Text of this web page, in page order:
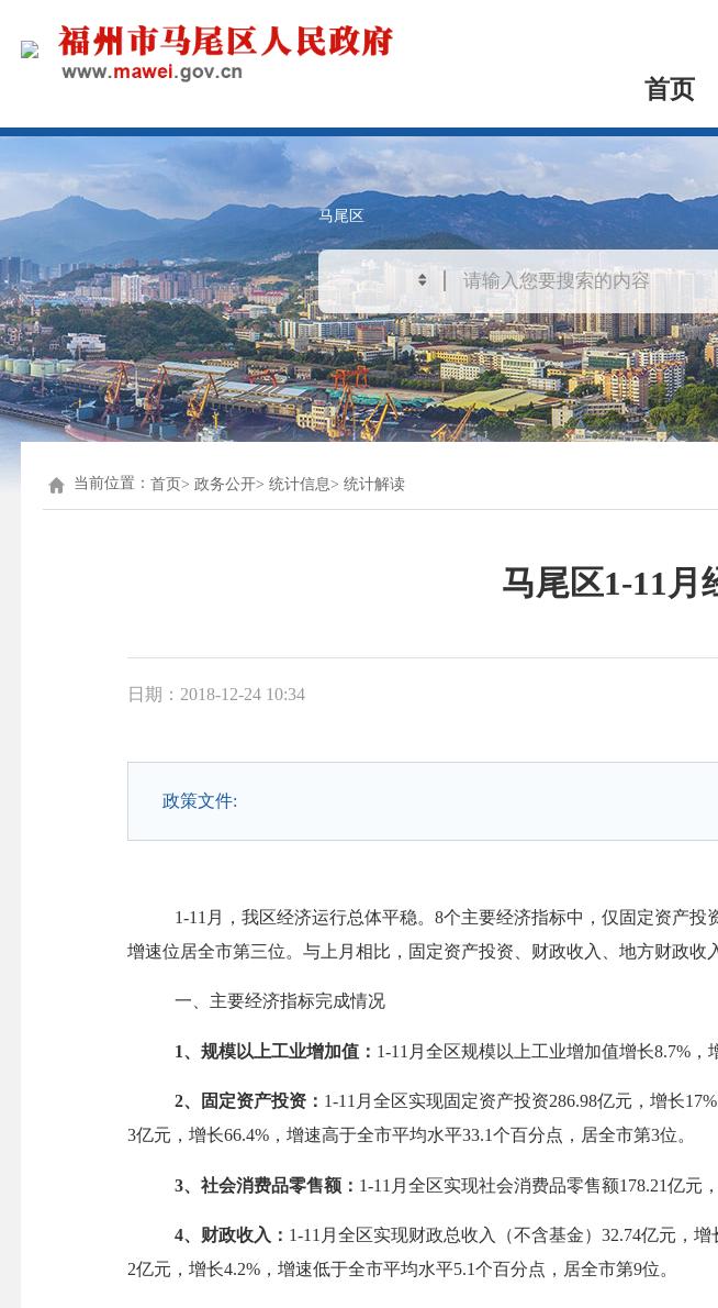
首页
马尾区
当前位置：首页 政务公开 统计信息 统计解读
马尾区1-11月
日期：2018-12-24 10:34
政策文件:
1-1 1 月，我区经济运行总体平稳。 8个主要经济指标中，仅固定资产投
增速位居全市第三位。与上月相比， 固定资产投资、财政收入、地方财政收
一、主要经济指标完成情况
1、规模以上工业增加值： 1-11 月全区规模以上工业增加值增长8.7%，
2、固定资产投资： 1-1 1 月全区实现固定资产投资286.98亿元，增长1 7
3亿元，增长66.4%，增速高于全市平均水平33.1个百分点，居全市第3位。
3、社会消费品零售额： 1-1 1 月全区实现社会消费品零售额1 78.21亿元
4、财政收入： 1-1 1 月全区实现财政总收入（不含基金）32.74亿元，增
2亿元，增长4.2%，增速低于全市平均水平5.1个百分点，居全市第9位。